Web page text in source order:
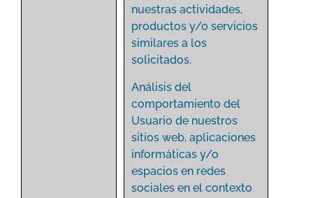
nuestras actividades,
productos y/o servicios
similares a los
solicitados.
Análisis del
comportamiento del
Usuario de nuestros
sitios web, aplicaciones
informáticas y/o
espacios en redes
sociales en el contexto